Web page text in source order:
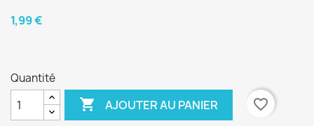
1,99 €
Quantité
 AJOUTER AU PANIER favorite_border